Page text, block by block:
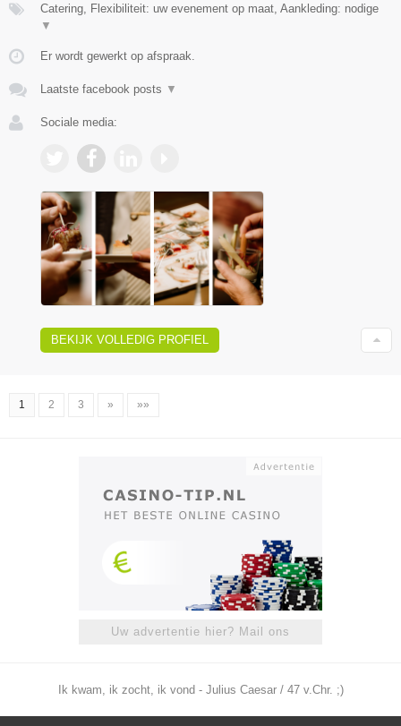
Catering, Flexibiliteit: uw evenement op maat, Aankleding: nodige
▼
Er wordt gewerkt op afspraak.
Laatste facebook posts ▼
Sociale media:
BEKIJK VOLLEDIG PROFIEL
1 2 3 » »»
Uw advertentie hier? Mail ons
Ik kwam, ik zocht, ik vond - Julius Caesar / 47 v.Chr. ;)